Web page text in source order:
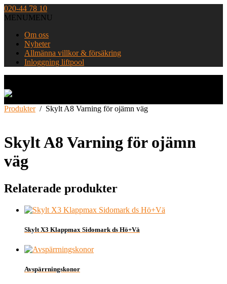
Skip
to
020-44 78 10
MENUMENU
Om oss
Nyheter
Allmänna villkor & försäkring
Inloggning liftpool
Produkter/ Skylt A8 Varning för ojämn väg
Skylt A8 Varning för ojämn
väg
Relaterade produkter
Skylt X3 Klappmax Sidomark ds Hö+Vä
Avspärrningskonor